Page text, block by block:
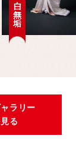
白無垢
ラリー
る